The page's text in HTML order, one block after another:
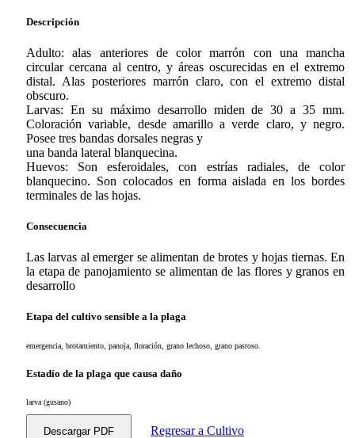
Descripción
Adulto: alas anteriores de color marrón con una mancha
circular cercana al centro, y áreas oscurecidas en el extremo
distal. Alas posteriores marrón claro, con el extremo distal
obscuro.
Larvas: En su máximo desarrollo miden de 30 a 35 mm.
Coloración variable, desde amarillo a verde claro, y negro.
Posee tres bandas dorsales negras y
una banda lateral blanquecina.
Huevos: Son esferoidales, con estrías radiales, de color
blanquecino. Son colocados en forma aislada en los bordes
terminales de las hojas.
Consecuencia
Las larvas al emerger se alimentan de brotes y hojas tiernas. En
la etapa de panojamiento se alimentan de las flores y granos en
desarrollo
Etapa del cultivo sensible a la plaga
emergencia, brotamiento, panoja, floración, grano lechoso, grano pastoso.
Estadío de la plaga que causa daño
larva (gusano)
Descargar PDF Regresar a Cultivo